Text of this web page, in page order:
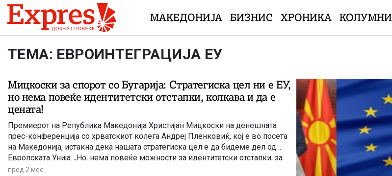
Skip to content
МАКЕДОНИЈА БИЗНИС ХРОНИКА КОЛУМНИ
ТЕМА: ЕВРОИНТЕГРАЦИЈА ЕУ
Мицкоски за спорот со Бугарија: Стратегиска цел ни е ЕУ,
но нема повеќе идентитетски отстапки, колкава и да е
цената!
Премиерот на Република Македонија Христијан Мицкоски на денешната
прес-конференција со хрватскиот колега Андреј Пленковиќ, кој е во посета
на Македонија, истакна дека нашата стратегиска цел е да бидеме дел од
Европската Унија. „Но, нема повеќе можности за идентитетски отстапки, за
чекор назад кога станува збор за нашите национални одредници, колкава и
пред 2 мес.